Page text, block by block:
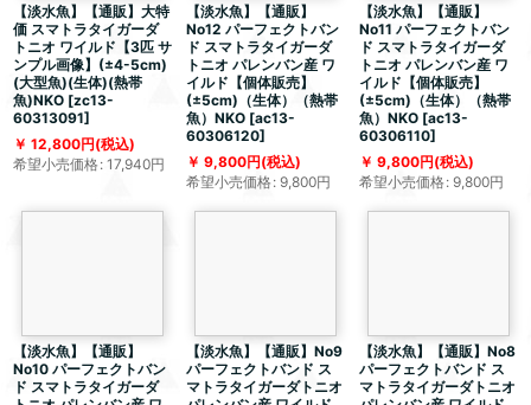
【淡水魚】【通販】大特
価 スマトラタイガーダ
トニオ ワイルド【3匹 サ
ンプル画像】(±4-5cm)
(大型魚)(生体)(熱帯
魚)NKO [zc13-
60313091]
12,800円(税込)
希望小売価格: 17,940円
【淡水魚】【通販】
No12 パーフェクトバン
ド スマトラタイガーダ
トニオ パレンバン産 ワ
イルド【個体販売】
(±5cm)（生体）（熱帯
魚）NKO [ac13-
60306120]
9,800円(税込)
希望小売価格: 9,800円
【淡水魚】【通販】
No11 パーフェクトバン
ド スマトラタイガーダ
トニオ パレンバン産 ワ
イルド【個体販売】
(±5cm)（生体）（熱帯
魚）NKO [ac13-
60306110]
9,800円(税込)
希望小売価格: 9,800円
【淡水魚】【通販】
No10 パーフェクトバン
ド スマトラタイガーダ
【淡水魚】【通販】No9
パーフェクトバンド ス
マトラタイガーダトニオ
【淡水魚】【通販】No8
パーフェクトバンド ス
マトラタイガーダトニオ